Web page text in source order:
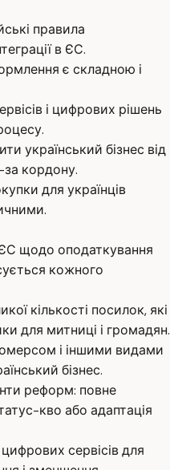
правила
в ЄС.
є складною і
і цифрових рішень
український бізнес від
за кордону.
для українців
щодо оподаткування
кожного
кількості посилок, які
для митниці і громадян.
і іншими видами
бізнес.
реформ: повне
кво або адаптація
сервісів для